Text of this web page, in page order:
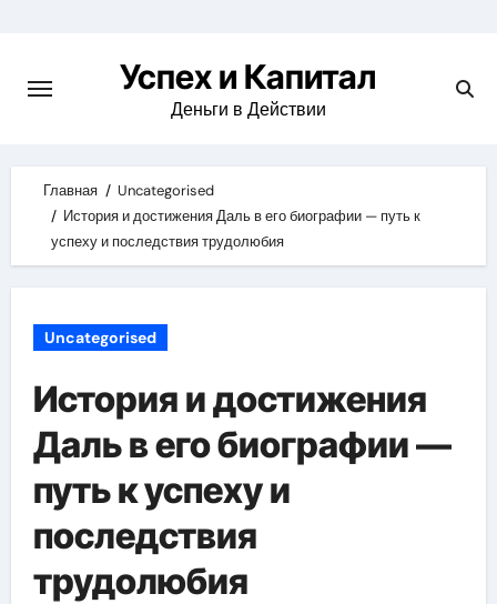
content
Успех и Капитал
Деньги в Действии
Главная
Uncategorised
История и достижения Даль в его биографии — путь к
успеху и последствия трудолюбия
Uncategorised
История и достижения
Даль в его биографии —
путь к успеху и
последствия
трудолюбия